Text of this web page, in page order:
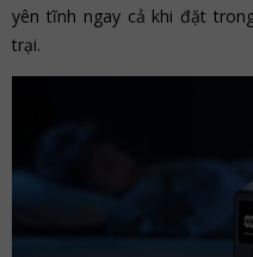
yên tĩnh ngay cả khi đặt
trại.